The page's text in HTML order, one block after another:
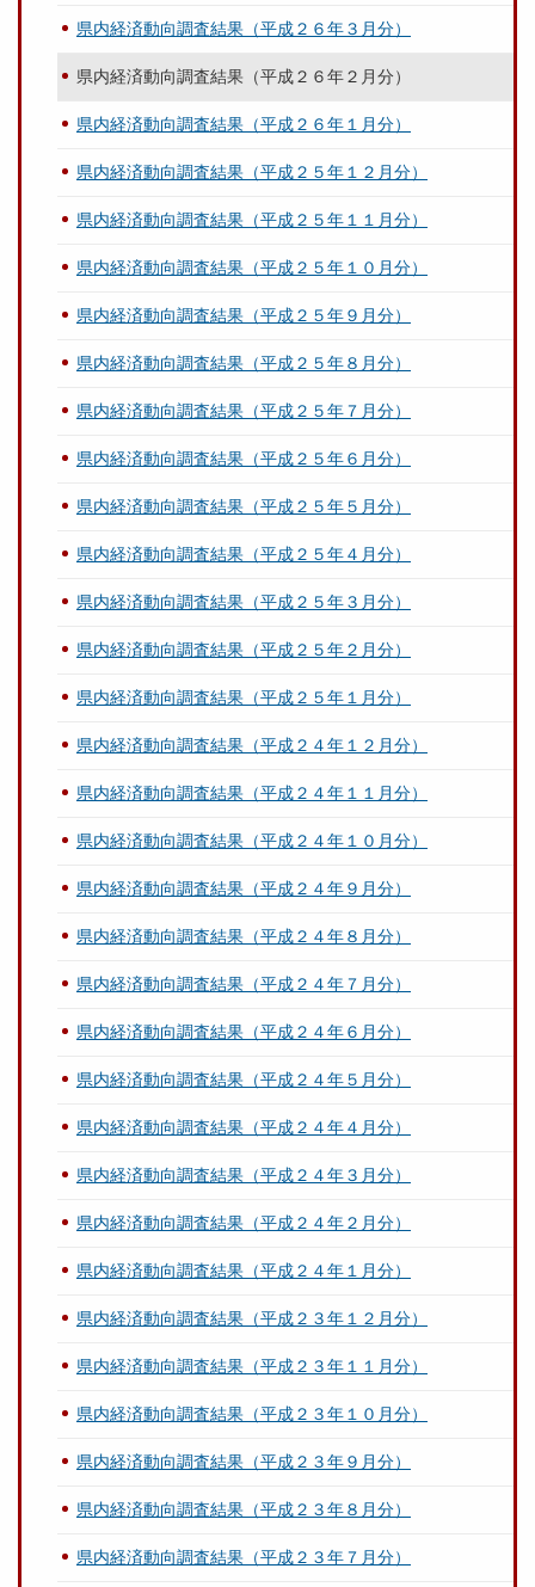
県内経済動向調査結果（平成２６年３月分）
県内経済動向調査結果（平成２６年２月分）
県内経済動向調査結果（平成２６年１月分）
県内経済動向調査結果（平成２５年１２月分）
県内経済動向調査結果（平成２５年１１月分）
県内経済動向調査結果（平成２５年１０月分）
県内経済動向調査結果（平成２５年９月分）
県内経済動向調査結果（平成２５年８月分）
県内経済動向調査結果（平成２５年７月分）
県内経済動向調査結果（平成２５年６月分）
県内経済動向調査結果（平成２５年５月分）
県内経済動向調査結果（平成２５年４月分）
県内経済動向調査結果（平成２５年３月分）
県内経済動向調査結果（平成２５年２月分）
県内経済動向調査結果（平成２５年１月分）
県内経済動向調査結果（平成２４年１２月分）
県内経済動向調査結果（平成２４年１１月分）
県内経済動向調査結果（平成２４年１０月分）
県内経済動向調査結果（平成２４年９月分）
県内経済動向調査結果（平成２４年８月分）
県内経済動向調査結果（平成２４年７月分）
県内経済動向調査結果（平成２４年６月分）
県内経済動向調査結果（平成２４年５月分）
県内経済動向調査結果（平成２４年４月分）
県内経済動向調査結果（平成２４年３月分）
県内経済動向調査結果（平成２４年２月分）
県内経済動向調査結果（平成２４年１月分）
県内経済動向調査結果（平成２３年１２月分）
県内経済動向調査結果（平成２３年１１月分）
県内経済動向調査結果（平成２３年１０月分）
県内経済動向調査結果（平成２３年９月分）
県内経済動向調査結果（平成２３年８月分）
県内経済動向調査結果（平成２３年７月分）